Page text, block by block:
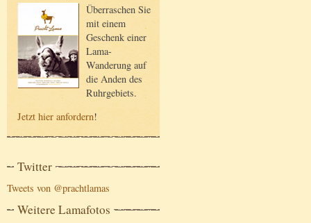
Überraschen Sie
mit einem
Geschenk einer
Lama-
Wanderung auf
die Anden des
Ruhrgebiets.
Jetzt hier anfordern!
Twitter
Tweets von @prachtlamas
Weitere Lamafotos